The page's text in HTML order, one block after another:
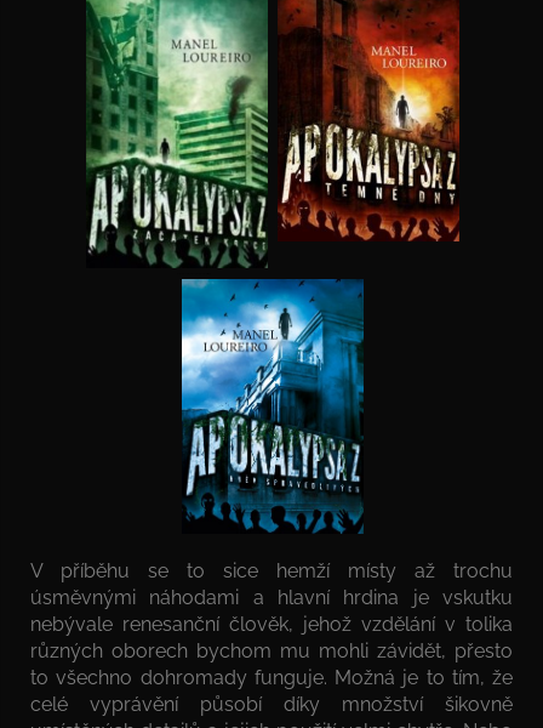
V příběhu se to sice hemží místy až trochu
úsměvnými náhodami a hlavní hrdina je vskutku
nebývale renesanční člověk, jehož vzdělání v tolika
různých oborech bychom mu mohli závidět, přesto
to všechno dohromady funguje. Možná je to tím, že
celé vyprávění působí díky množství šikovně